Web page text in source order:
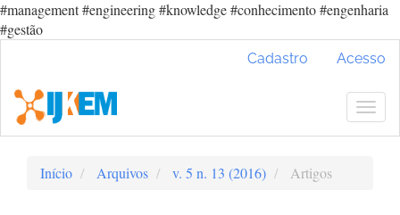
#management #engineering #knowledge #conhecimento #engenharia
#gestão
Conteúdo
principal
Barra
Cadastro Acesso
Início Arquivos v. 5 n. 13 (2016) Artigos